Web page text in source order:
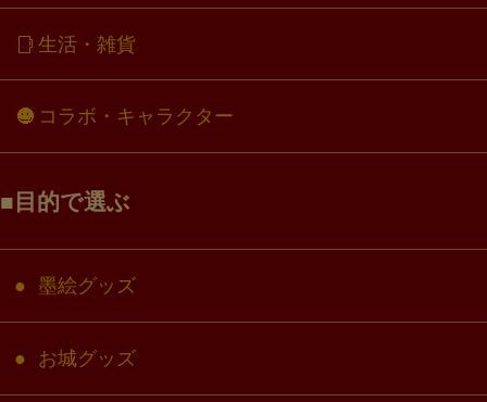
生活・雑貨
コラボ・キャラクター
目的で選ぶ
墨絵グッズ
お城グッズ